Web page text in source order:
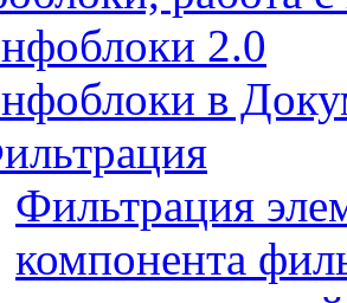
2.0
в
Фильтрация
компонента